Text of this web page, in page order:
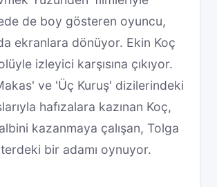
de boy gösteren oyuncu,
ekranlara dönüyor. Ekin Koç
izleyici karşısına çıkıyor.
ve 'Üç Kuruş' dizilerindeki
hafızalara kazınan Koç,
kazanmaya çalışan, Tolga
bir adamı oynuyor.